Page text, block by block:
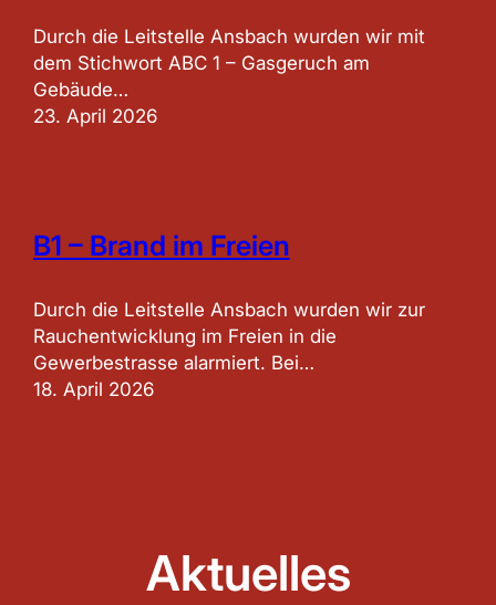
Durch die Leitstelle Ansbach wurden wir mit
dem Stichwort ABC 1 – Gasgeruch am
Gebäude…
23. April 2026
B1 – Brand im Freien
Durch die Leitstelle Ansbach wurden wir zur
Rauchentwicklung im Freien in die
Gewerbestrasse alarmiert. Bei…
18. April 2026
Aktuelles